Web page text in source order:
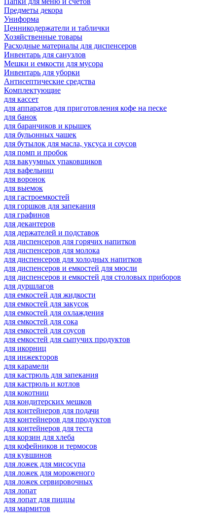
Предметы декора
Униформа
Ценникодержатели и таблички
Хозяйственные товары
Расходные материалы для диспенсеров
Инвентарь для санузлов
Мешки и емкости для мусора
Инвентарь для уборки
Антисептические средства
Комплектующие
для кассет
для аппаратов для приготовления кофе на песке
для банок
для баранчиков и крышек
для бульонных чашек
для бутылок для масла, уксуса и соусов
для помп и пробок
для вакуумных упаковщиков
для вафельниц
для воронок
для выемок
для гастроемкостей
для горшков для запекания
для графинов
для декантеров
для держателей и подставок
для диспенсеров для горячих напитков
для диспенсеров для молока
для диспенсеров для холодных напитков
для диспенсеров и емкостей для мюсли
для диспенсеров и емкостей для столовых приборов
для дуршлагов
для емкостей для жидкости
для емкостей для закусок
для емкостей для охлаждения
для емкостей для сока
для емкостей для соусов
для емкостей для сыпучих продуктов
для икорниц
для инжекторов
для карамели
для кастрюль для запекания
для кастрюль и котлов
для кокотниц
для кондитерских мешков
для контейнеров для подачи
для контейнеров для продуктов
для контейнеров для теста
для корзин для хлеба
для кофейников и термосов
для кувшинов
для ложек для мисосупа
для ложек для мороженого
для ложек сервировочных
для лопат
для лопат для пиццы
для мармитов